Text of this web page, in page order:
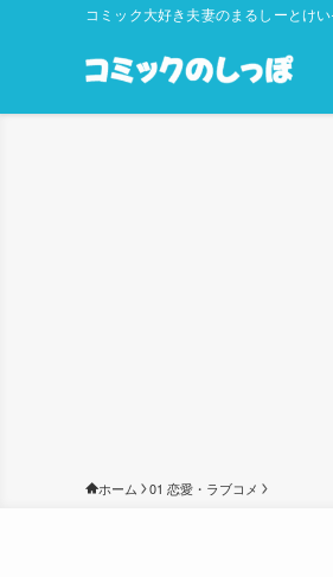
コミック大好き夫妻のまるしーとけ
ホーム 01 恋愛・ラブコメ